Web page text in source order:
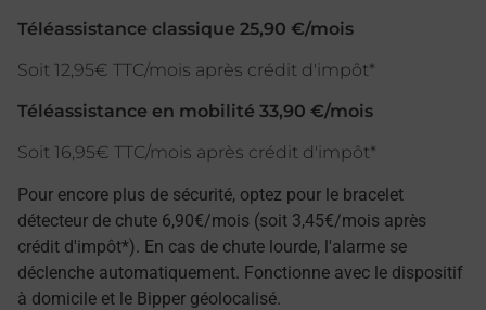
Téléassistance classique 25,90 €/mois
Soit 12,95€ TTC/mois après crédit d'impôt*
Téléassistance en mobilité 33,90 €/mois
Soit 16,95€ TTC/mois après crédit d'impôt*
Pour encore plus de sécurité, optez pour le bracelet
détecteur de chute 6,90€/mois (soit 3,45€/mois après
crédit d'impôt*). En cas de chute lourde, l'alarme se
déclenche automatiquement. Fonctionne avec le dispositif
à domicile et le Bipper géolocalisé.